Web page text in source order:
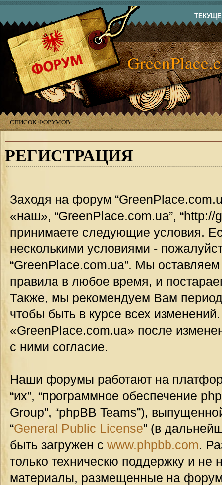
СПИСОК ФОРУМОВ
РЕГИСТРАЦИЯ
Заходя на форум
«наш», “GreenPlace.com.ua”,
принимаете следующие условия.
несколькими условиями -
“GreenPlace.com.ua”. Мы
правила в любое время, и
Также, мы рекомендуем Вам
чтобы быть в курсе всех
«GreenPlace.com.ua» после
с ними согласие.
Наши форумы работают на
“их”, “программное обеспечение
Group”, “phpBB Teams”),
“General Public License” (в
быть загружен с www.phpbb.com.
только техническю поддержку и не
материалы, размещенные на